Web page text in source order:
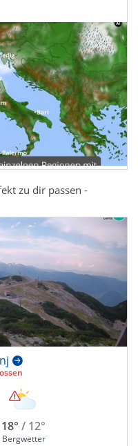
zu dir passen -
18° / 12°
Bergwetter